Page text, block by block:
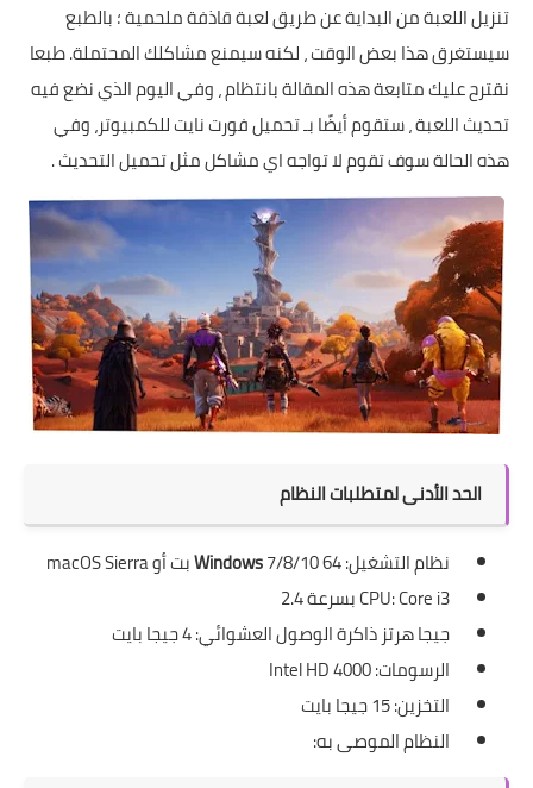
تنزيل اللعبة من البداية عن طريق لعبة قاذفة ملحمية ؛ بالطبع
سيستغرق هذا بعض الوقت ، لكنه سيمنع مشاكلك المحتملة. طبعا
نقترح عليك متابعة هذه المقالة بانتظام ، وفي اليوم الذي نضع فيه
تحديث اللعبة ، ستقوم أيضًا بـ تحميل فورت نايت للكمبيوتر، وفي
هذه الحالة سوف تقوم لا تواجه اي مشاكل مثل تحميل التحديث .
الحد الأدنى لمتطلبات النظام
نظام التشغيل:
Windows7/8/10 64 بت أو macOS Sierra
CPU: Core i3 بسرعة 2.4
جيجا هرتز ذاكرة الوصول العشوائي: 4 جيجا بايت
الرسومات: Intel HD 4000
التخزين: 15 جيجا بايت
النظام الموصى به: